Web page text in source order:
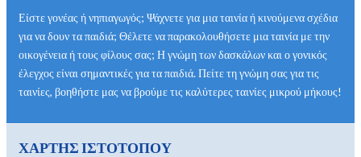
Είστε γονέας ή νηπιαγωγός; Ψάχνετε για μια ταινία ή κινούμενα σχέδια
για να δουν τα παιδιά; Θέλετε να παρακολουθήσετε μια ταινία με την
οικογένεια ή τους φίλους σας; Η γνώμη των δασκάλων και ο γονικός
έλεγχος είναι σημαντικές για τα παιδιά. Πείτε τη γνώμη σας για τις
ταινίες, βοηθήστε μας να βρούμε τις καλύτερες ταινίες μικρού μήκους!
ΧΑΡΤΗΣ ΙΣΤΟΤΟΠΟΥ